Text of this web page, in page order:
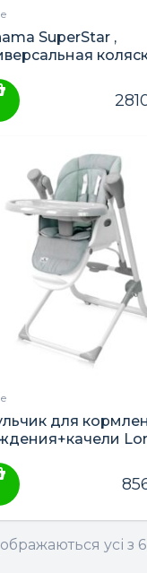
SuperStar ,
для
усі з 6